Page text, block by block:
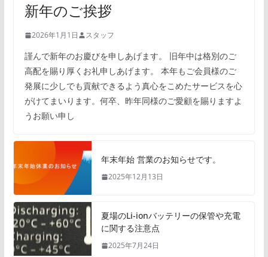
新年のご挨拶
2026年1月1日 スタッフ
謹んで新年のお慶びを申しあげます。 旧年中は格別のご
高配を賜り厚くお礼申しあげます。 本年もご会員様のご
発展に少しでも貢献できるよう真心をこめたサービスを心
がけてまいります。何卒、昨年同様のご愛顧を賜りますよ
うお願い申し
年末年始 営業のお知らせです。
2025年12月13日
夏場のLi-ionバッテリーの保管や充電
に関する注意点
2025年7月24日